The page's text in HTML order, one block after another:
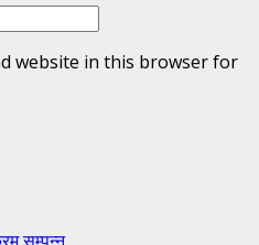
website in this browser for
सम्पन्न